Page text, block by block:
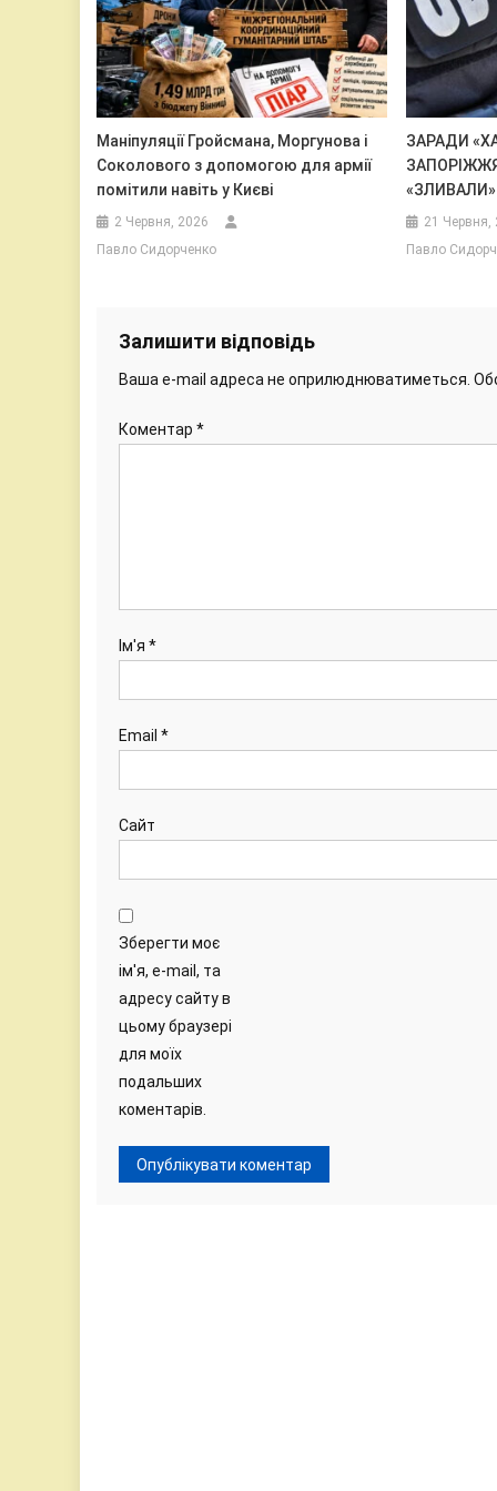
Маніпуляції Гройсмана, Моргунова і
Соколового з допомогою для армії
помітили навіть у Києві
2 Червня, 2026
Павло Сидорченко
ЗАРАДИ
«ЗЛИВАЛИ»
21 Червня,
Павло
Залишити відповідь
Ваша e-mail адреса не оприлюднюватиметься.
Коментар *
Ім'я *
Email *
Сайт
Зберегти моє
ім'я, e-mail, та
адресу сайту в
цьому браузері
для моїх
подальших
коментарів.